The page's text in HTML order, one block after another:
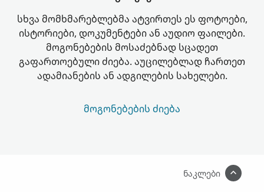
სხვა მომხმარებლებმა ატვირთეს ეს ფოტოები,
ისტორიები, დოკუმენტები ან აუდიო ფაილები.
მოგონებების მოსაძებნად სცადეთ
გაფართოებული ძიება. აუცილებლად ჩართეთ
ადამიანების ან ადგილების სახელები.
ᲛᲝᲒᲝᲜᲔᲑᲔᲑᲘᲡ ᲫᲘᲔᲑᲐ
ნაკლები